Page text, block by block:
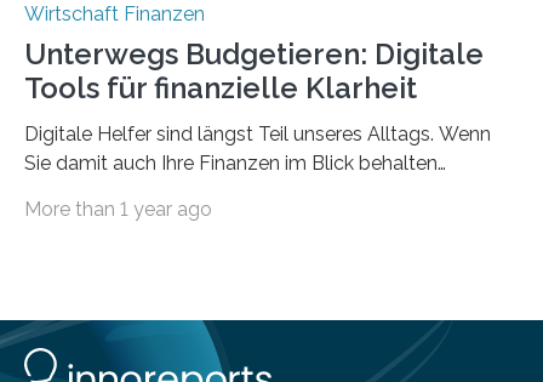
Wirtschaft Finanzen
Unterwegs Budgetieren: Digitale
Tools für finanzielle Klarheit
Digitale Helfer sind längst Teil unseres Alltags. Wenn
Sie damit auch Ihre Finanzen im Blick behalten
die genau das ermöglichen: Sie helfen Ihnen, Ausgaben
Lösungen interessieren. 1. Multibanking-Tools: Alle
Konten auf einen Blick Viele Banken bieten bereits in
More than 1 year ago